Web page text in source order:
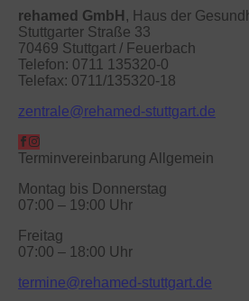
rehamed GmbH , Haus der
Stuttgarter Straße 33
70469 Stuttgart / Feuerbach
Telefon: 0711 135320-0
Telefax: 0711/135320-18
zentrale@rehamed-stuttgart.de
Terminvereinbarung Allgemein
Montag bis Donnerstag
07:00 – 19:00 Uhr
Freitag
07:00 – 18:00 Uhr
termine@rehamed-stuttgart.de